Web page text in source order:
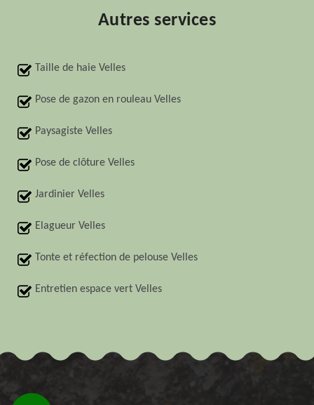
Autres services
Taille de haie Velles
Pose de gazon en rouleau Velles
Paysagiste Velles
Pose de clôture Velles
Jardinier Velles
Elagueur Velles
Tonte et réfection de pelouse Velles
Entretien espace vert Velles